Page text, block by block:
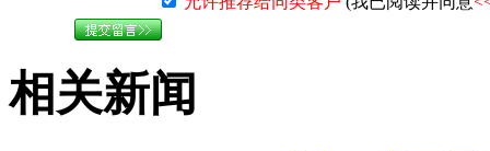
相关新闻